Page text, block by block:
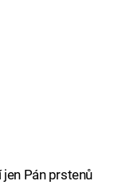
Pán prstenů